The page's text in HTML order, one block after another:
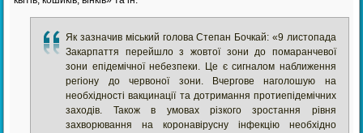
Як зазначив міський голова Степан Бочкай: «9 листопада
Закарпаття перейшло з жовтої зони до помаранчевої
зони епідемічної небезпеки. Це є сигналом наближення
регіону до червоної зони. Вчергове наголошую на
необхідності вакцинації та дотримання протиепідемічних
заходів. Також в умовах різкого зростання рівня
захворювання на коронавірусну інфекцію необхідно